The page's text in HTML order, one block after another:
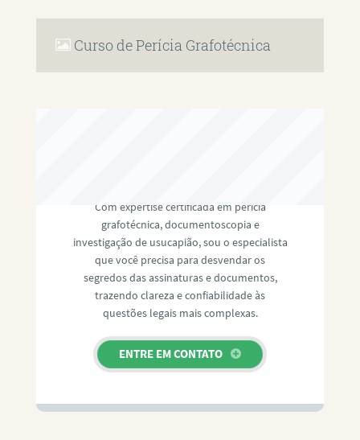
Curso de Perícia Grafotécnica
Com expertise certificada em perícia
grafotécnica, documentoscopia e
investigação de usucapião, sou o especialista
que você precisa para desvendar os
segredos das assinaturas e documentos,
trazendo clareza e confiabilidade às
questões legais mais complexas.
ENTRE EM CONTATO